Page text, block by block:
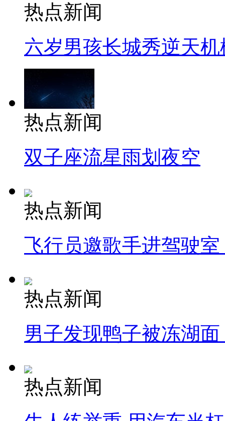
热点新闻
六岁男孩长城秀逆天机
热点新闻
双子座流星雨划夜空
热点新闻
飞行员邀歌手进驾驶
热点新闻
男子发现鸭子被冻湖
热点新闻